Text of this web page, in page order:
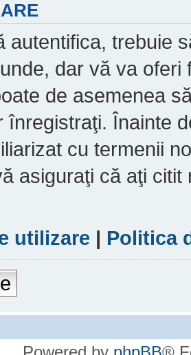
autentifica, trebuie
dar vă va oferi
de asemenea
înregistraţi. Înainte
cu termenii
asiguraţi că aţi
utilizare | Politica